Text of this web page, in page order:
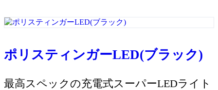
ポリスティンガーLED(ブラック)
最高スペックの充電式スーパーLEDライト